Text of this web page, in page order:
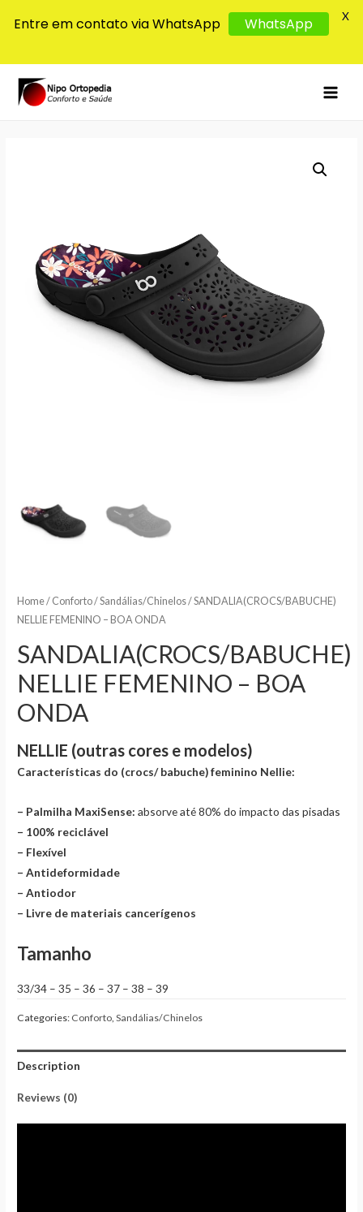
Home/ Conforto/Sandálias/Chinelos/ SANDALIA(CROCS/BABUCHE)
NELLIE FEMENINO – BOA ONDA
SANDALIA(CROCS/BABUCHE)
NELLIE FEMENINO – BOA
ONDA
NELLIE (outras cores e modelos)
Características do (crocs/ babuche) feminino Nellie:
– Palmilha MaxiSense:absorve até 80% do impacto das pisadas
– 100% reciclável
– Flexível
– Antideformidade
– Antiodor
– Livre de materiais cancerígenos
Tamanho
33/34 – 35 – 36 – 37 – 38 – 39
Categories: Conforto ,Sandálias/Chinelos
Description
Reviews (0)
Entre em contato via WhatsApp WhatsApp X